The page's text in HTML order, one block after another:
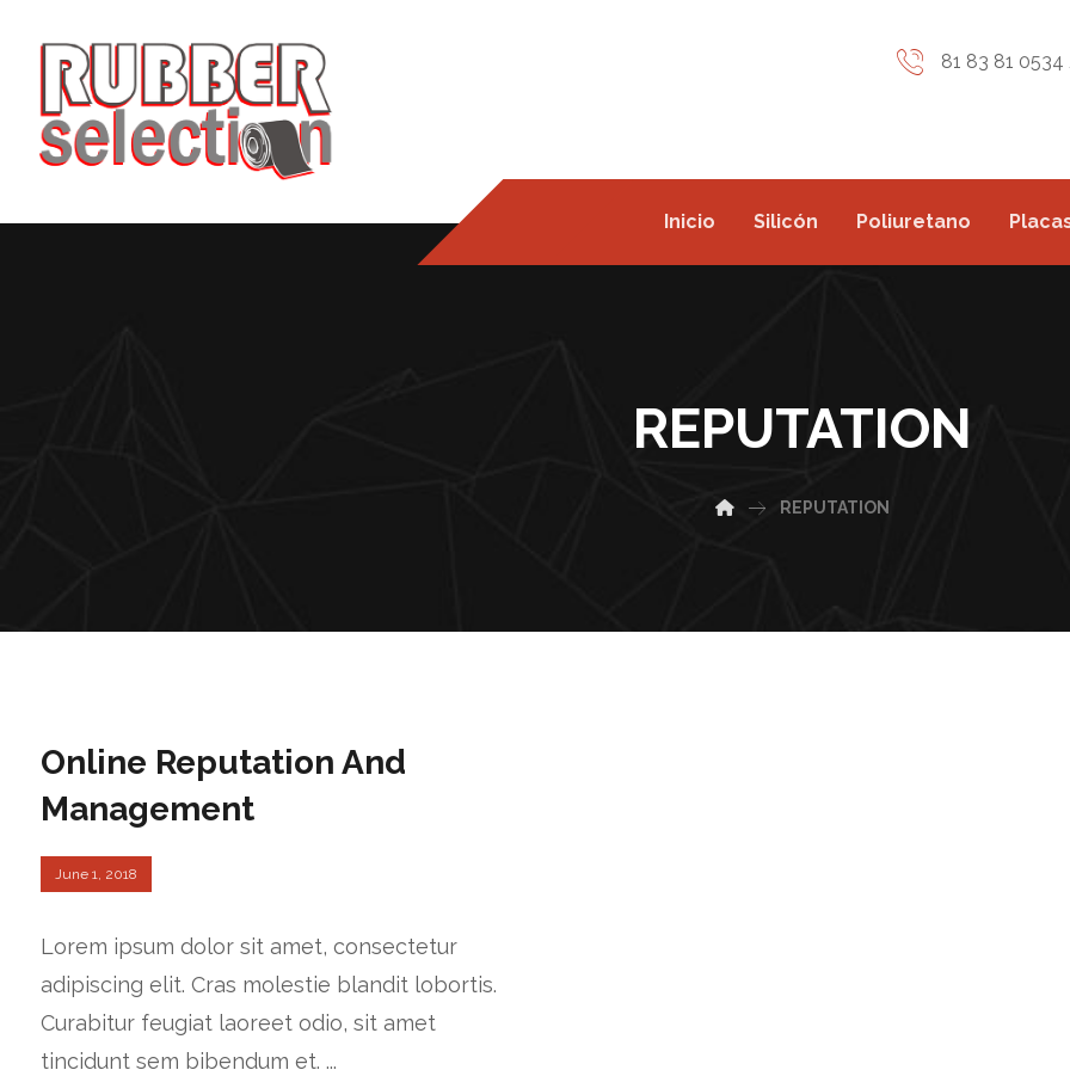
81 83 81
Inicio Silicón Poliuretano
REPUTATION
REPUTATION
Online Reputation And
Management
June 1, 2018
Lorem ipsum dolor sit amet, consectetur
adipiscing elit. Cras molestie blandit lobortis.
Curabitur feugiat laoreet odio, sit amet
tincidunt sem bibendum et. ...